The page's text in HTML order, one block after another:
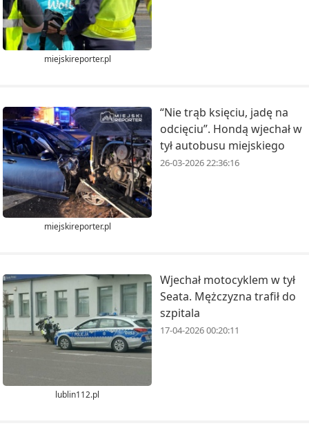
miejskireporter.pl
miejskireporter.pl
“Nie trąb księciu, jadę na
odcięciu”. Hondą wjechał w
tył autobusu miejskiego
26-03-2026 22:36:16
lublin112.pl
Wjechał motocyklem w tył
Seata. Mężczyzna trafił do
szpitala
17-04-2026 00:20:11